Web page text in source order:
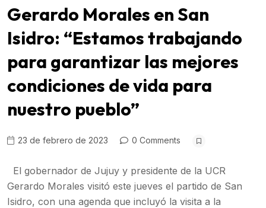
Gerardo Morales en San
Isidro: “Estamos trabajando
para garantizar las mejores
condiciones de vida para
nuestro pueblo”
23 de febrero de 2023 0 Comments
El gobernador de Jujuy y presidente de la UCR
Gerardo Morales visitó este jueves el partido de San
Isidro, con una agenda que incluyó la visita a la